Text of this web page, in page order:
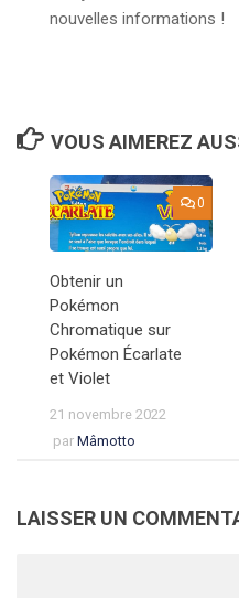
nouvelles informations !
VOUS AIMEREZ
0
Obtenir un
Pokémon
Chromatique sur
Pokémon Écarlate
et Violet
21 novembre 2022
par Mâmotto
LAISSER UN